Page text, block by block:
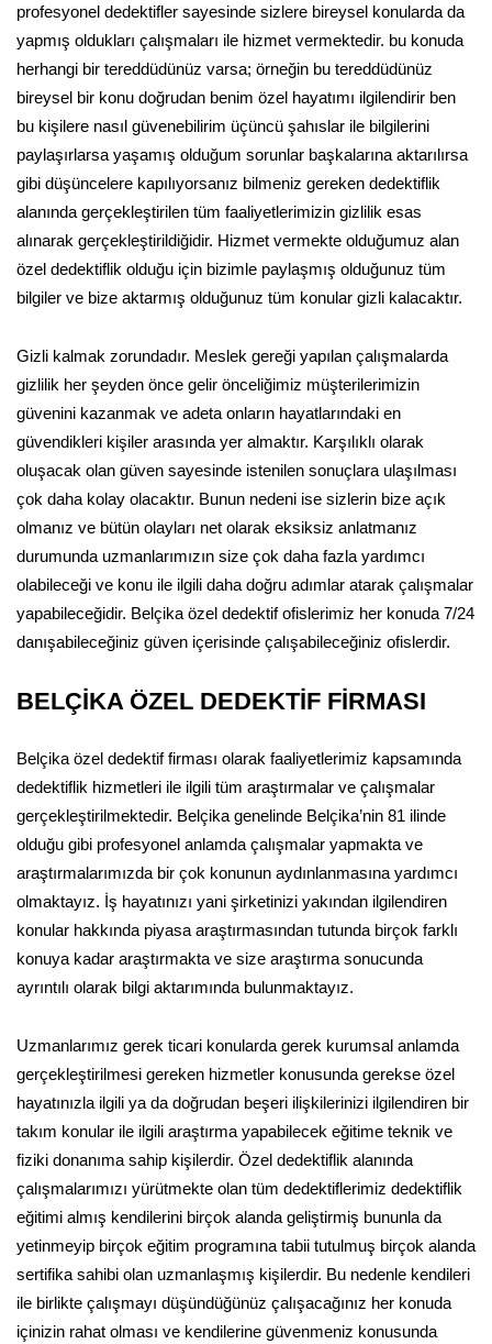
profesyonel dedektifler sayesinde sizlere bireysel konularda da
yapmış oldukları çalışmaları ile hizmet vermektedir. bu konuda
herhangi bir tereddüdünüz varsa; örneğin bu tereddüdünüz
bireysel bir konu doğrudan benim özel hayatımı ilgilendirir ben
bu kişilere nasıl güvenebilirim üçüncü şahıslar ile bilgilerini
paylaşırlarsa yaşamış olduğum sorunlar başkalarına aktarılırsa
gibi düşüncelere kapılıyorsanız bilmeniz gereken dedektiflik
alanında gerçekleştirilen tüm faaliyetlerimizin gizlilik esas
alınarak gerçekleştirildiğidir. Hizmet vermekte olduğumuz alan
özel dedektiflik olduğu için bizimle paylaşmış olduğunuz tüm
bilgiler ve bize aktarmış olduğunuz tüm konular gizli kalacaktır.
Gizli kalmak zorundadır. Meslek gereği yapılan çalışmalarda
gizlilik her şeyden önce gelir önceliğimiz müşterilerimizin
güvenini kazanmak ve adeta onların hayatlarındaki en
güvendikleri kişiler arasında yer almaktır. Karşılıklı olarak
oluşacak olan güven sayesinde istenilen sonuçlara ulaşılması
çok daha kolay olacaktır. Bunun nedeni ise sizlerin bize açık
olmanız ve bütün olayları net olarak eksiksiz anlatmanız
durumunda uzmanlarımızın size çok daha fazla yardımcı
olabileceği ve konu ile ilgili daha doğru adımlar atarak çalışmalar
yapabileceğidir. Belçika özel dedektif ofislerimiz her konuda 7/24
danışabileceğiniz güven içerisinde çalışabileceğiniz ofislerdir.
BELÇİKA ÖZEL DEDEKTİF FİRMASI
Belçika özel dedektif firması olarak faaliyetlerimiz kapsamında
dedektiflik hizmetleri ile ilgili tüm araştırmalar ve çalışmalar
gerçekleştirilmektedir. Belçika genelinde Belçika’nin 81 ilinde
olduğu gibi profesyonel anlamda çalışmalar yapmakta ve
araştırmalarımızda bir çok konunun aydınlanmasına yardımcı
olmaktayız. İş hayatınızı yani şirketinizi yakından ilgilendiren
konular hakkında piyasa araştırmasından tutunda birçok farklı
konuya kadar araştırmakta ve size araştırma sonucunda
ayrıntılı olarak bilgi aktarımında bulunmaktayız.
Uzmanlarımız gerek ticari konularda gerek kurumsal anlamda
gerçekleştirilmesi gereken hizmetler konusunda gerekse özel
hayatınızla ilgili ya da doğrudan beşeri ilişkilerinizi ilgilendiren bir
takım konular ile ilgili araştırma yapabilecek eğitime teknik ve
fiziki donanıma sahip kişilerdir. Özel dedektiflik alanında
çalışmalarımızı yürütmekte olan tüm dedektiflerimiz dedektiflik
eğitimi almış kendilerini birçok alanda geliştirmiş bununla da
yetinmeyip birçok eğitim programına tabii tutulmuş birçok alanda
sertifika sahibi olan uzmanlaşmış kişilerdir. Bu nedenle kendileri
ile birlikte çalışmayı düşündüğünüz çalışacağınız her konuda
içinizin rahat olması ve kendilerine güvenmeniz konusunda